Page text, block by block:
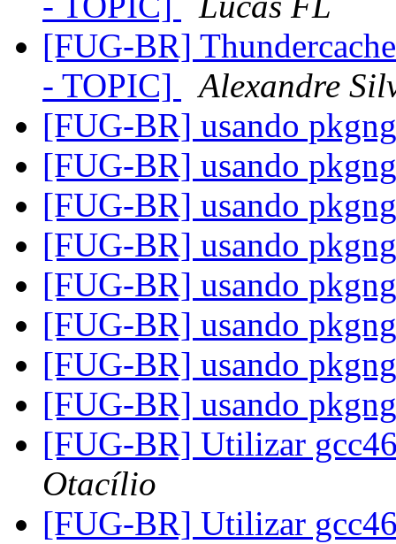
[FUG-BR]
- TOPIC]
Alexandre
[FUG-BR] usando
[FUG-BR] usando
[FUG-BR] usando
[FUG-BR] usando
[FUG-BR] usando
[FUG-BR] usando
[FUG-BR] usando
[FUG-BR] usando
[FUG-BR] Utilizar
Otacílio
[FUG-BR] Utilizar